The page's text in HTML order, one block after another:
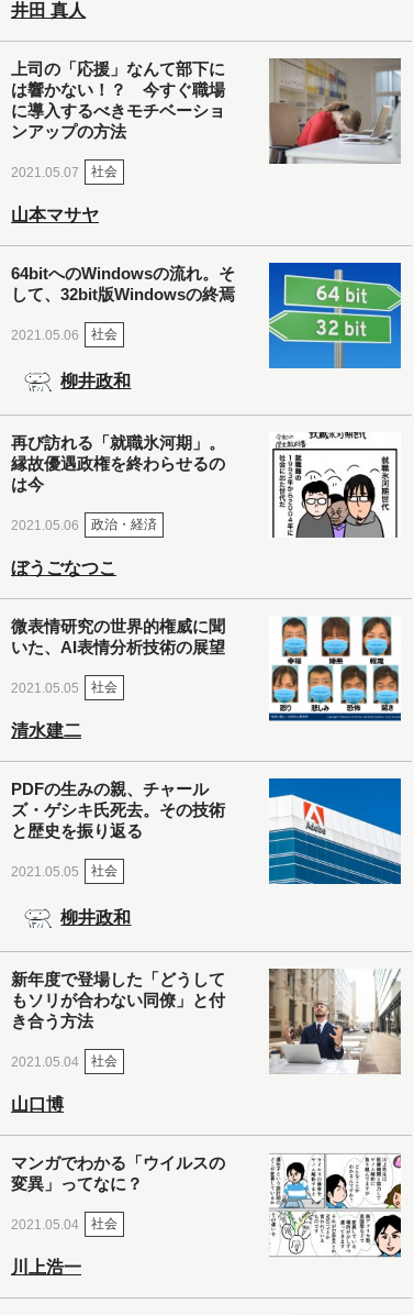
井田 真人
上司の「応援」なんて部下に
は響かない！？ 今すぐ職場
に導入するべきモチベーショ
ンアップの方法
2021.05.07 社会
山本マサヤ
64bitへのWindowsの流れ。そ
して、32bit版Windowsの終焉
2021.05.06 社会
柳井政和
再び訪れる「就職氷河期」。
縁故優遇政権を終わらせるの
は今
2021.05.06 政治・経済
ぼうごなつこ
微表情研究の世界的権威に聞
いた、AI表情分析技術の展望
2021.05.05 社会
清水建二
PDFの生みの親、チャール
ズ・ゲシキ氏死去。その技術
と歴史を振り返る
2021.05.05 社会
柳井政和
新年度で登場した「どうして
もソリが合わない同僚」と付
き合う方法
2021.05.04 社会
山口博
マンガでわかる「ウイルスの
変異」ってなに？
2021.05.04 社会
川上浩一